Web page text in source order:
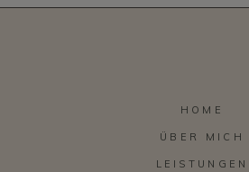
HOME
ÜBER MICH
LEISTUNGEN